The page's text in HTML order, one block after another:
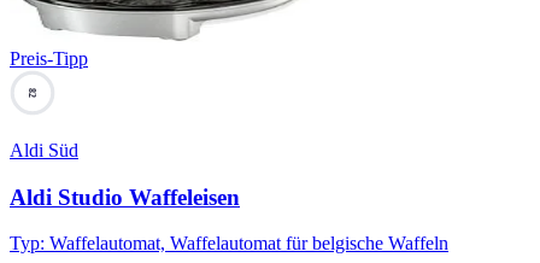
Preis-Tipp
82
Aldi Süd
Aldi Studio Waffeleisen
Typ: Waffelautomat, Waffelautomat für belgische Waffeln